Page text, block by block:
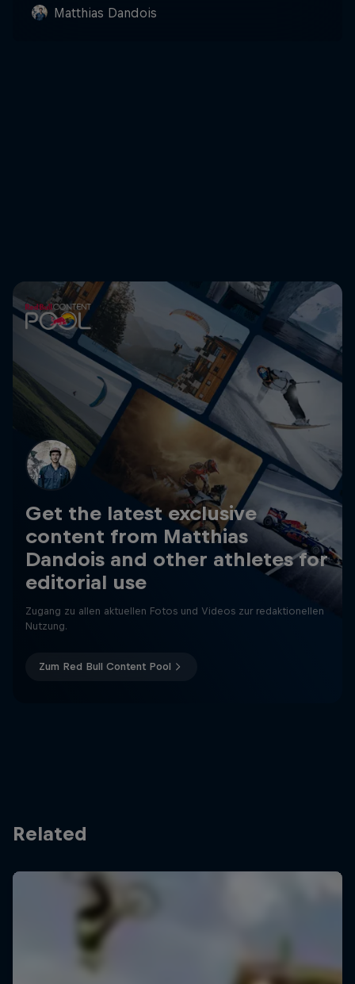
Matthias Dandois
Get the latest exclusive
content from Matthias
Dandois and other athletes for
editorial use
Zugang zu allen aktuellen Fotos und Videos zur redaktionellen
Nutzung.
Zum Red Bull Content Pool
Related